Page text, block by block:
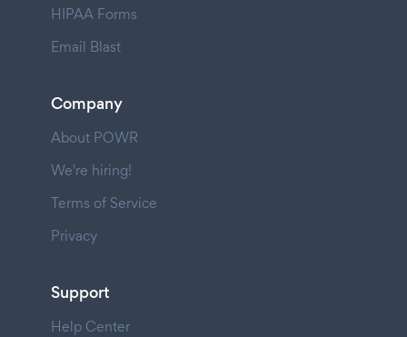
HIPAA Forms
Email Blast
Company
About POWR
We're hiring!
Terms of Service
Privacy
Support
Help Center